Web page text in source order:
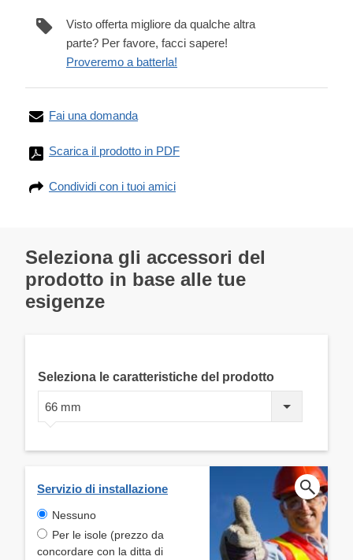
Visto offerta migliore da qualche altra
parte? Per favore, facci sapere!
Proveremo a batterla!
Fai una domanda
Scarica il prodotto in PDF
Condividi con i tuoi amici
Seleziona gli accessori del
prodotto in base alle tue
esigenze
Seleziona le caratteristiche del prodotto
66 mm
Servizio di installazione
Nessuno
Per le isole (prezzo da
concordare con la ditta di